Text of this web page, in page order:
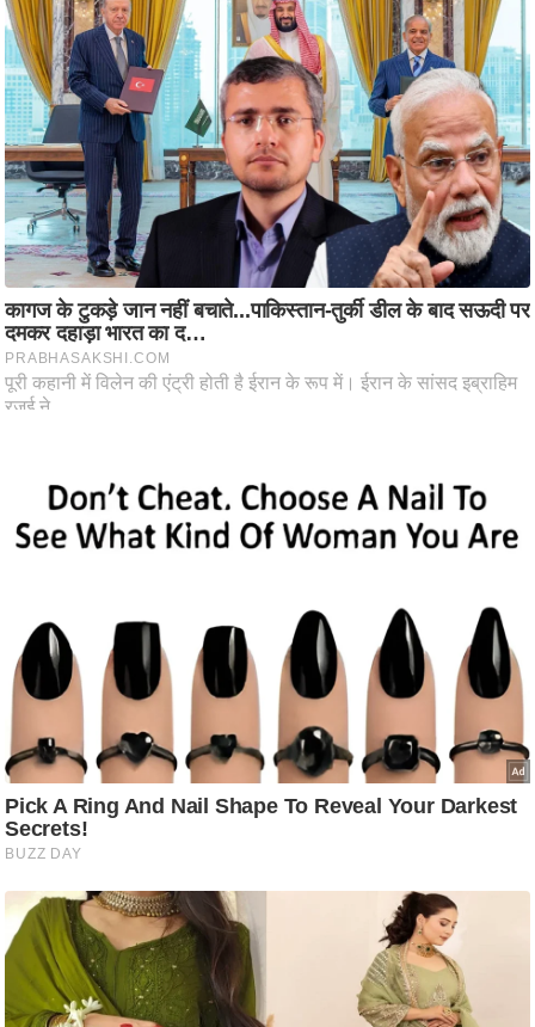
र
.
आ
ई
.
चा
य
प
स
मी
क्षा
ध
ष
म
हि
मा
ध
र्म
स्थ
ल
व्र
त
त्यो
हा
र